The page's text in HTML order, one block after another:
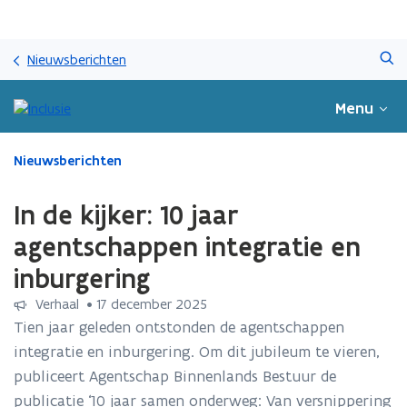
gaan
Nieuwsberichten
Menu
Gedaan
zich
op:
kijker:
jaar
agentschappen
Nieuwsberichten
In de kijker: 10 jaar
agentschappen integratie en
inburgering
Verhaal • 17 december 2025
Tien jaar geleden ontstonden de agentschappen
integratie en inburgering. Om dit jubileum te vieren,
publiceert Agentschap Binnenlands Bestuur de
publicatie ‘10 jaar samen onderweg: Van versnippering